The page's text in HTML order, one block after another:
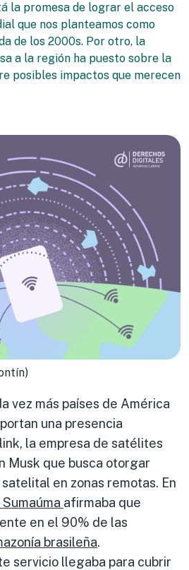
la promesa de lograr el acceso
que nos planteamos como
de los 2000s. Por otro, la
a la región ha puesto sobre la
posibles impactos que merecen
vez más países de América
una presencia
la empresa de satélites
Musk que busca otorgar
en zonas remotas. En
Sumaúma afirmaba que
en el 90% de las
brasileña.
servicio llegaba para cubrir